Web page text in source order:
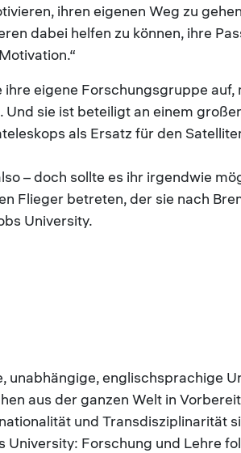
ihren eigenen Weg zu
dabei helfen zu können, ihre
eigene Forschungsgruppe auf,
sie ist beteiligt an einem
als Ersatz für den
– doch sollte es ihr irgendwie
Flieger betreten, der sie nach
University.
unabhängige, englischsprachige
aus der ganzen Welt in
und Transdisziplinarität
University: Forschung und Lehre